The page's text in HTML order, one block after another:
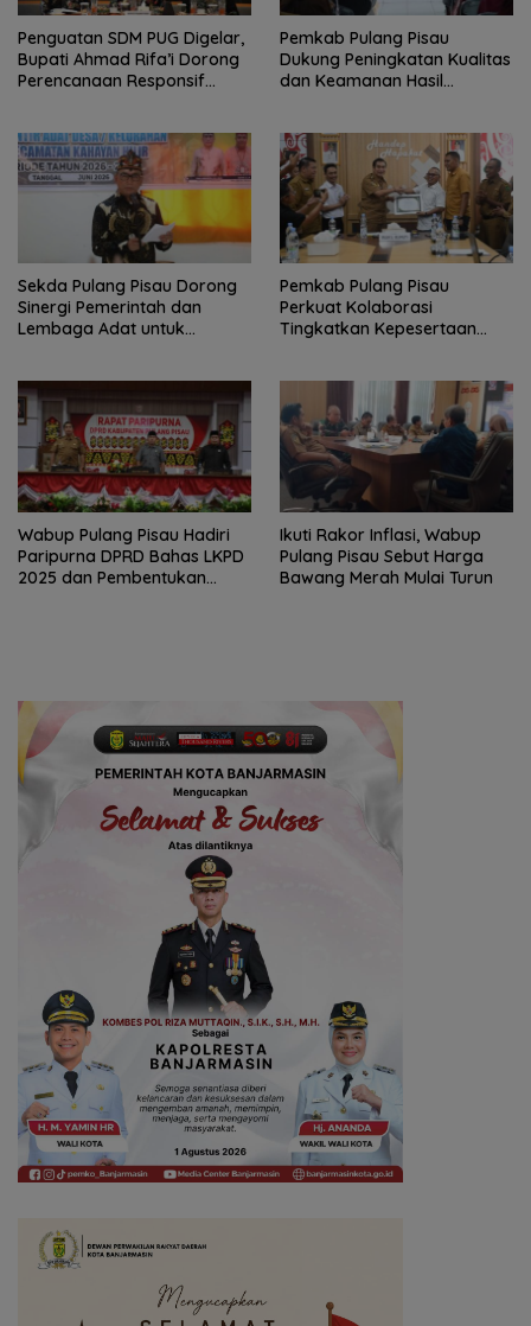
Penguatan SDM PUG Digelar,
Bupati Ahmad Rifa’i Dorong
Perencanaan Responsif
Pemkab Pulang Pisau
Dukung Peningkatan Kualitas
dan Keamanan Hasil
Sekda Pulang Pisau Dorong
Sinergi Pemerintah dan
Lembaga Adat untuk
Pemkab Pulang Pisau
Perkuat Kolaborasi
Tingkatkan Kepesertaan
Wabup Pulang Pisau Hadiri
Paripurna DPRD Bahas LKPD
2025 dan Pembentukan
Ikuti Rakor Inflasi, Wabup
Pulang Pisau Sebut Harga
Bawang Merah Mulai Turun